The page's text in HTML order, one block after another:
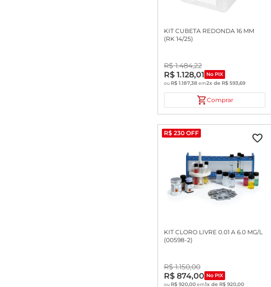
KIT CUBETA REDONDA 16 MM
(RK 14/25)
R$ 1.484,22
R$ 1.128,01 No PIX
ou R$ 1.187,38 em2x de R$ 593,69
Comprar
R$ 230 OFF
KIT CLORO LIVRE 0.01 A 6.0 MG/L
(00598-2)
R$ 1.150,00
R$ 874,00 No PIX
ou R$ 920,00em1x de R$ 920,00